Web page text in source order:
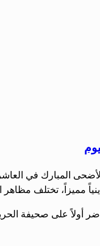
المبارك في
مميزاً، تختلف
أولاً على صحيفة